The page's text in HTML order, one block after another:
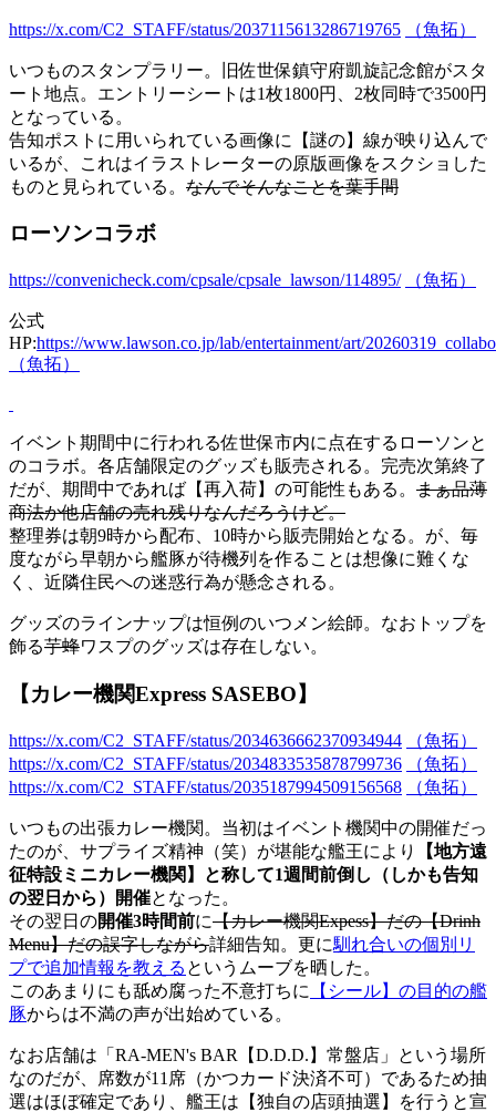
https://x.com/C2_STAFF/status/2037115613286719765 （魚拓）
いつものスタンプラリー。旧佐世保鎮守府凱旋記念館がスタ
ート地点。エントリーシートは1枚1800円、2枚同時で3500円
となっている。
告知ポストに用いられている画像に【謎の】線が映り込んで
いるが、これはイラストレーターの原版画像をスクショした
ものと見られている。 なんでそんなことを葉手間
ローソンコラボ
https://convenicheck.com/cpsale/cpsale_lawson/114895/ （魚拓）
公式
HP:https://www.lawson.co.jp/lab/entertainment/art/
（魚拓）
イベント期間中に行われる佐世保市内に点在するローソンと
のコラボ。各店舗限定のグッズも販売される。完売次第終了
だが、期間中であれば【再入荷】の可能性もある。 まぁ品薄
商法か他店舗の売れ残りなんだろうけど。
整理券は朝9時から配布、10時から販売開始となる。が、毎
度ながら早朝から艦豚が待機列を作ることは想像に難くな
く、近隣住民への迷惑行為が懸念される。
グッズのラインナップは恒例のいつメン絵師。なおトップを
飾る芋蜂ワスプのグッズは存在しない。
【カレー機関Express SASEBO】
https://x.com/C2_STAFF/status/2034636662370934944
（魚拓）
https://x.com/C2_STAFF/status/2034833535878799736
（魚拓）
https://x.com/C2_STAFF/status/2035187994509156568
（魚拓）
いつもの出張カレー機関。当初はイベント機関中の開催だっ
たのが、サプライズ精神（笑）が堪能な艦王により
【地方遠
征特設ミニカレー機関】と称して1週間前倒し（しかも告知
の翌日から）開催となった。
その翌日の開催3時間前に【カレー機関Expess】だの【Drinh
Menu】だの誤字しながら詳細告知。更に馴れ合いの個別リ
プで追加情報を教える というムーブを晒した。
このあまりにも舐め腐った不意打ちに
【シール】の目的の艦
豚からは不満の声が出始めている。
なお店舗は「RA-MEN's BAR【D.D.D.】常盤店」という場所
なのだが、席数が11席（かつカード決済不可）であるため抽
選はほぼ確定であり、艦王は【独自の店頭抽選】を行うと宣